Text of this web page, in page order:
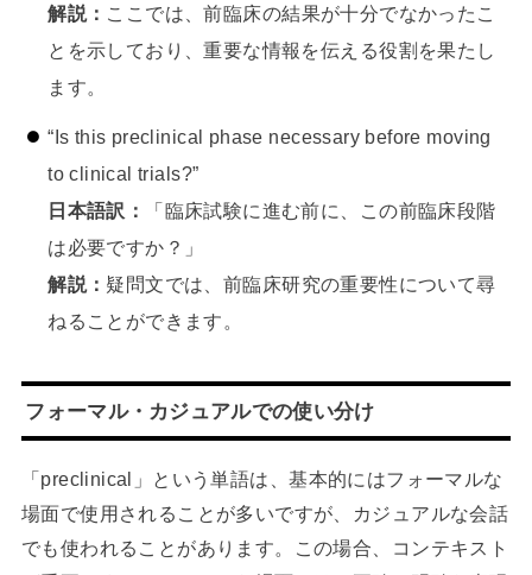
解説： ここでは、前臨床の結果が十分でなかったこ
とを示しており、重要な情報を伝える役割を果たし
ます。
“Is this preclinical phase necessary before moving
to clinical trials?”
日本語訳：
「臨床試験に進む前に、この前臨床段階
は必要ですか？」
解説： 疑問文では、前臨床研究の重要性について尋
ねることができます。
フォーマル・カジュアルでの使い分け
「preclinical」という単語は、基本的にはフォーマルな
場面で使用されることが多いですが、カジュアルな会話
でも使われることがあります。この場合、コンテキスト